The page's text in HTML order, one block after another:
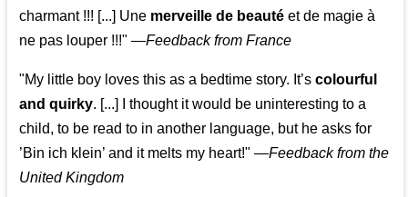
charmant !!! [...] Une merveille de beauté et de magie à
ne pas louper !!!" —Feedback from France
"My little boy loves this as a bedtime story. It’scolourful
and quirky. [...] I thought it would be uninteresting to a
child, to be read to in another language, but he asks for
’Bin ich klein’ and it melts my heart!" —Feedback from the
United Kingdom